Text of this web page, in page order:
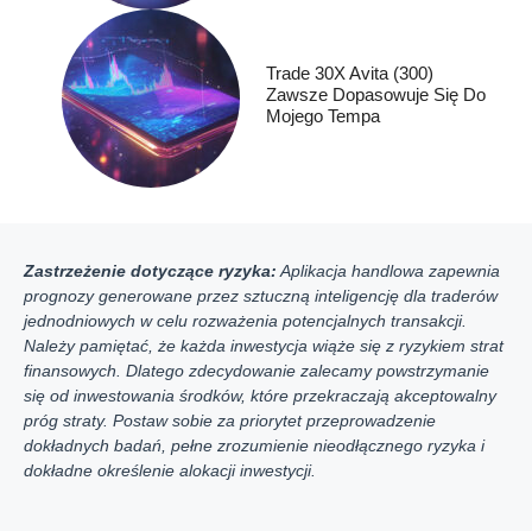
Trade 30X Avita (300)
Zawsze Dopasowuje Się Do
Mojego Tempa
Zastrzeżenie dotyczące ryzyka: Aplikacja handlowa zapewnia
prognozy generowane przez sztuczną inteligencję dla traderów
jednodniowych w celu rozważenia potencjalnych transakcji.
Należy pamiętać, że każda inwestycja wiąże się z ryzykiem strat
finansowych. Dlatego zdecydowanie zalecamy powstrzymanie
się od inwestowania środków, które przekraczają akceptowalny
próg straty. Postaw sobie za priorytet przeprowadzenie
dokładnych badań, pełne zrozumienie nieodłącznego ryzyka i
dokładne określenie alokacji inwestycji.